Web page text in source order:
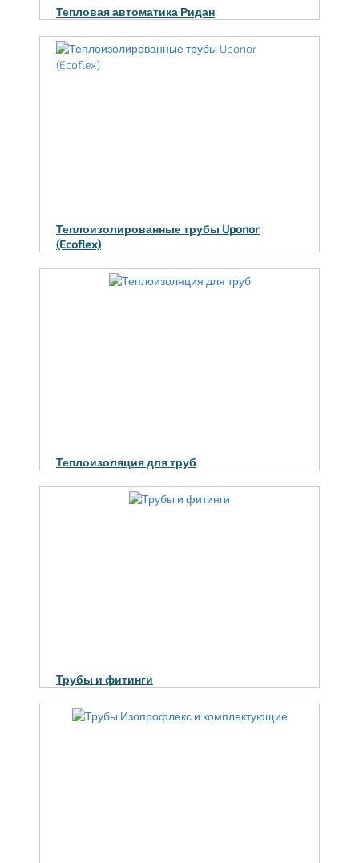
Тепловая автоматика Ридан
Теплоизолированные трубы Uponor
(Ecoflex)
Теплоизоляция для труб
Трубы и фитинги